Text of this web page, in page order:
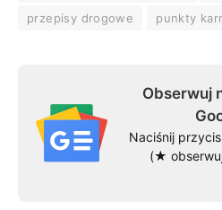
przepisy drogowe
punkty
Obserwuj
Naciśnij
(★